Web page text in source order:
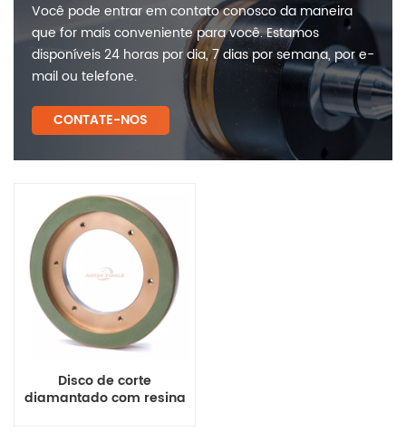
Você pode entrar em contato conosco da maneira
que for mais conveniente para você. Estamos
disponíveis 24 horas por dia, 7 dias por semana, por e-
mail ou telefone.
CONTATE-NOS
Disco de corte
diamantado com resina